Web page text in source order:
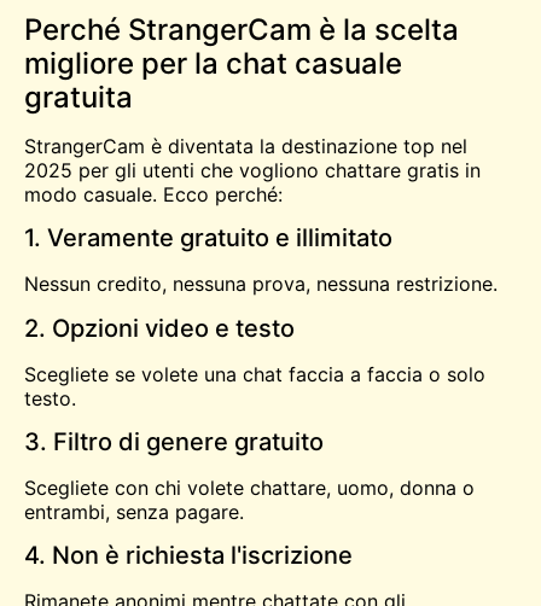
Perché StrangerCam è la scelta
migliore per la chat casuale
gratuita
StrangerCam è diventata la destinazione top nel
2025 per gli utenti che vogliono chattare gratis in
modo casuale. Ecco perché:
1. Veramente gratuito e illimitato
Nessun credito, nessuna prova, nessuna restrizione.
2. Opzioni video e testo
Scegliete se volete una chat faccia a faccia o solo
testo.
3. Filtro di genere gratuito
Scegliete con chi volete chattare, uomo, donna o
entrambi, senza pagare.
4. Non è richiesta l'iscrizione